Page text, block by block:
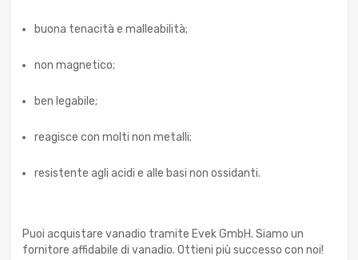
buona tenacità e malleabilità;
non magnetico;
ben legabile;
reagisce con molti non metalli;
resistente agli acidi e alle basi non ossidanti.
Puoi acquistare vanadio tramite Evek GmbH. Siamo un
fornitore affidabile di vanadio. Ottieni più successo con noi!